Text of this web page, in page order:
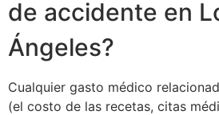
de accidente en
Ángeles?
Cualquier gasto médico
(el costo de las recetas, citas